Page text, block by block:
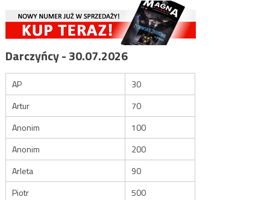
Darczyńcy - 30.07.2026
AP
30
Artur
70
Anonim
100
Anonim
200
Arleta
90
Piotr
500